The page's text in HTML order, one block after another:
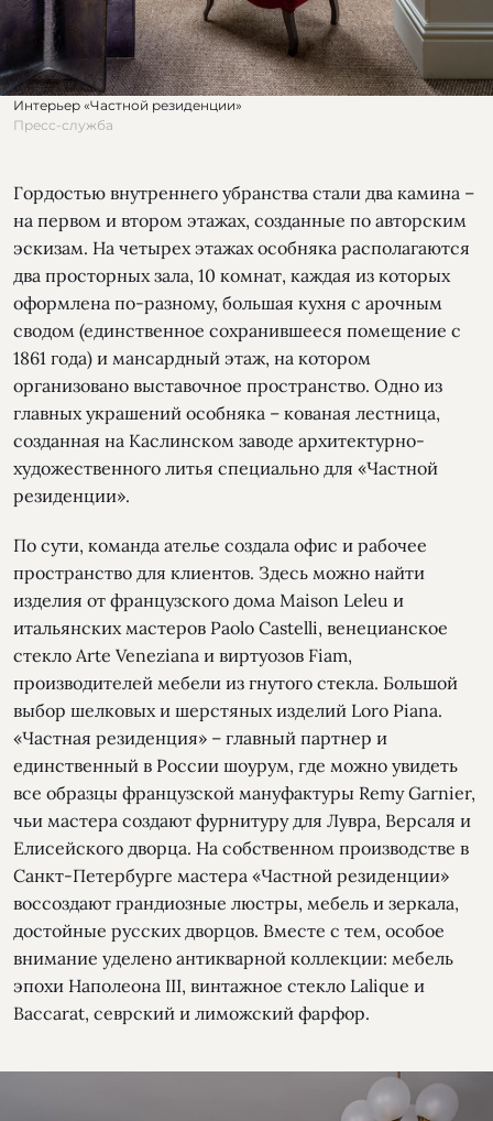
Интерьер «Частной резиденции»
Пресс-служба
Гордостью внутреннего убранства стали два камина –
на первом и втором этажах, созданные по авторским
эскизам. На четырех этажах особняка располагаются
два просторных зала, 10 комнат, каждая из которых
оформлена по-разному, большая кухня с арочным
сводом (единственное сохранившееся помещение с
1861 года) и мансардный этаж, на котором
организовано выставочное пространство. Одно из
главных украшений особняка – кованая лестница,
созданная на Каслинском заводе архитектурно-
художественного литья специально для «Частной
резиденции».
По сути, команда ателье создала офис и рабочее
пространство для клиентов. Здесь можно найти
изделия от французского дома Maison Leleu и
итальянских мастеров Paolo Castelli, венецианское
стекло Arte Veneziana и виртуозов Fiam,
производителей мебели из гнутого стекла. Большой
выбор шелковых и шерстяных изделий Loro Piana.
«Частная резиденция» – главный партнер и
единственный в России шоурум, где можно увидеть
все образцы французской мануфактуры Remy Garnier,
чьи мастера создают фурнитуру для Лувра, Версаля и
Елисейского дворца. На собственном производстве в
Санкт-Петербурге мастера «Частной резиденции»
воссоздают грандиозные люстры, мебель и зеркала,
достойные русских дворцов. Вместе с тем, особое
внимание уделено антикварной коллекции: мебель
эпохи Наполеона III, винтажное стекло Lalique и
Baccarat, севрский и лиможский фарфор.